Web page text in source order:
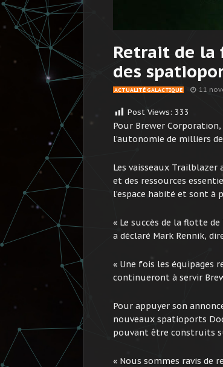
Retrait de
des
ACTUALITÉ GALACTIQUE 11
Post Views: 333
Pour Brewer
l’autonomie de milliers
Les vaisseaux
et des ressources
l’espace habité et sont à
« Le succès de la flotte
a déclaré Mark Rennik,
« Une fois les équipages
continueront à servir
Pour appuyer son
nouveaux spatioports
pouvant être construits
« Nous sommes ravis de